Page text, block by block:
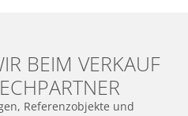
BEIM VERKAUF
Referenzobjekte und